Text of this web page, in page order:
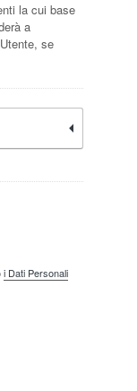
la cui base
a
se
i Dati Personali